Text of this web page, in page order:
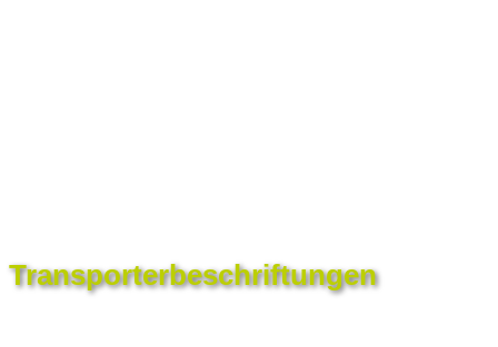
Transporterbeschriftungen